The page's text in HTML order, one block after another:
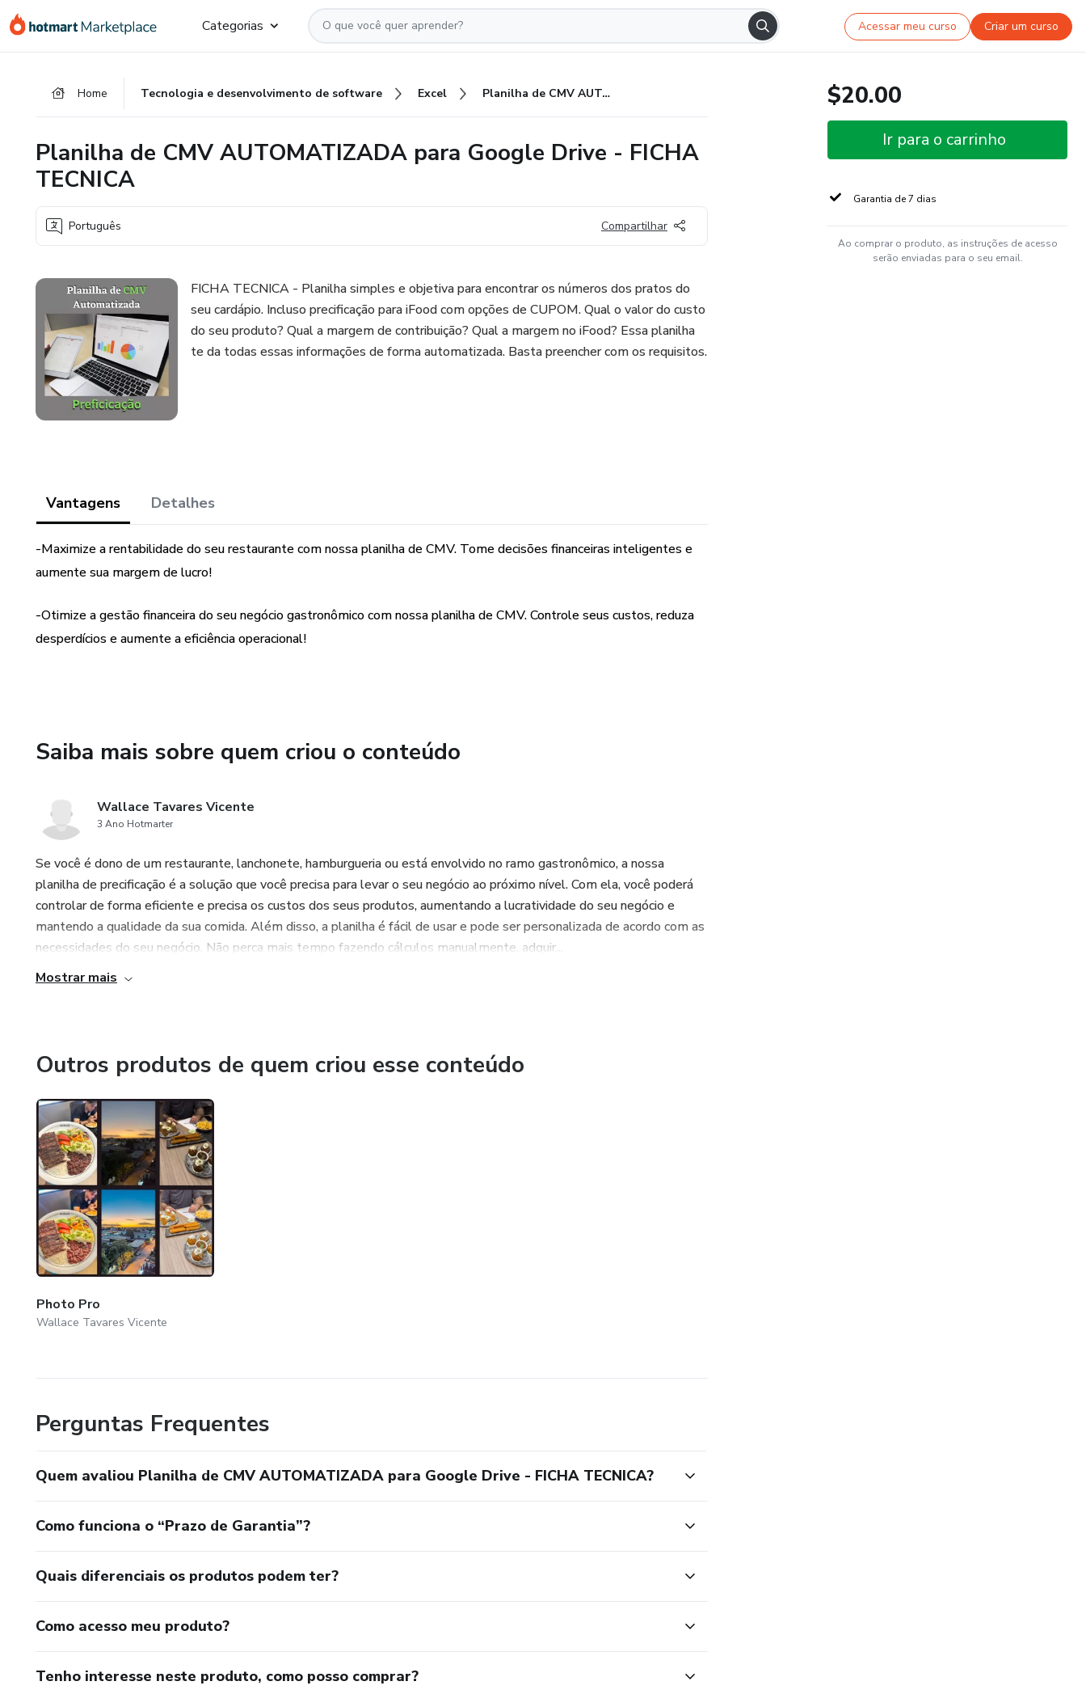
para
para
para
Categorias Acessar meu curso Criar um curso
Home Tecnologia e desenvolvimento de software Excel Planilha de CMV AUTOMATIZADA para Google Drive - FICHA TECNICA
Planilha de CMV AUTOMATIZADA para Google Drive - FICHA
TECNICA
Português Compartilhar
FICHA TECNICA - Planilha simples e objetiva para encontrar os números dos pratos do
seu cardápio. Incluso precificação para iFood com opções de CUPOM. Qual o valor do custo
do seu produto? Qual a margem de contribuição? Qual a margem no iFood? Essa planilha
te da todas essas informações de forma automatizada. Basta preencher com os requisitos.
Vantagens Detalhes
-Maximize a rentabilidade do seu restaurante com nossa planilha de CMV. Tome decisões financeiras inteligentes e
aumente sua margem de lucro!
-Otimize a gestão financeira do seu negócio gastronômico com nossa planilha de CMV. Controle seus custos, reduza
desperdícios e aumente a eficiência operacional!
Saiba mais sobre quem criou o conteúdo
Wallace Tavares Vicente
3 Ano Hotmarter
Se você é dono de um restaurante, lanchonete, hamburgueria ou está envolvido no ramo gastronômico, a nossa
planilha de precificação é a solução que você precisa para levar o seu negócio ao próximo nível. Com ela, você poderá
controlar de forma eficiente e precisa os custos dos seus produtos, aumentando a lucratividade do seu negócio e
mantendo a qualidade da sua comida. Além disso, a planilha é fácil de usar e pode ser personalizada de acordo com as
necessidades do seu negócio. Não perca mais tempo fazendo cálculos manualmente, adquir...
Mostrar mais
Outros produtos de quem criou esse conteúdo
Photo Pro
Wallace Tavares Vicente
Perguntas Frequentes
Quem avaliou Planilha de CMV AUTOMATIZADA para Google Drive - FICHA TECNICA?
Como funciona o “Prazo de Garantia”?
Quais diferenciais os produtos podem ter?
Como acesso meu produto?
Tenho interesse neste produto, como posso comprar?
$20.00
Ir para o carrinho
Garantia de 7 dias
Ao comprar o produto, as instruções de acesso
serão enviadas para o seu email.